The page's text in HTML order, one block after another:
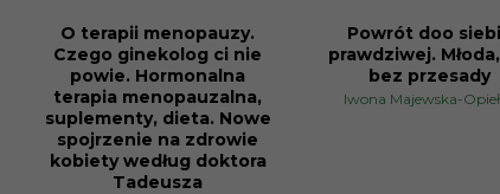
BESTSELLER
PROMOCJA
O terapii menopauzy.
Czego ginekolog ci nie
powie. Hormonalna
terapia menopauzalna,
suplementy, dieta. Nowe
spojrzenie na zdrowie
kobiety według doktora
Tadeusza
PROMOCJA
Powrót doo
prawdziwej.
bez przesady
Iwona Majewska-